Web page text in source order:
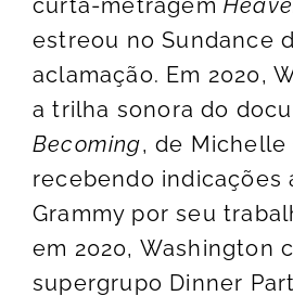
curta-metragem
estreou no Sundance
aclamação. Em 2020,
a trilha sonora do
Becoming, de Michelle
recebendo indicações
Grammy por seu
em 2020, Washington
supergrupo Dinner